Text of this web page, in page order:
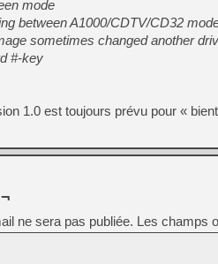
mode
between A1000/CDTV/CD32
sometimes changed another
#-key
1.0 est toujours prévu pour «
ne sera pas publiée. Les champs